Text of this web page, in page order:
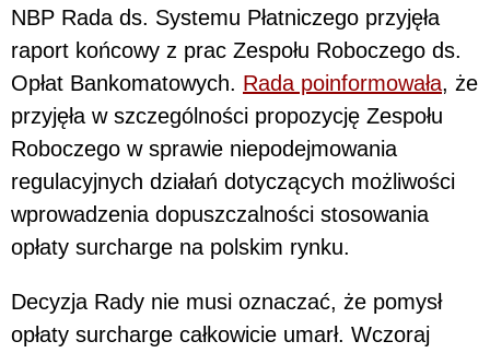
NBP Rada ds. Systemu Płatniczego przyjęła
raport końcowy z prac Zespołu Roboczego ds.
Opłat Bankomatowych. Rada poinformowała, że
przyjęła w szczególności propozycję Zespołu
Roboczego w sprawie niepodejmowania
regulacyjnych działań dotyczących możliwości
wprowadzenia dopuszczalności stosowania
opłaty surcharge na polskim rynku.
Decyzja Rady nie musi oznaczać, że pomysł
opłaty surcharge całkowicie umarł. Wczoraj